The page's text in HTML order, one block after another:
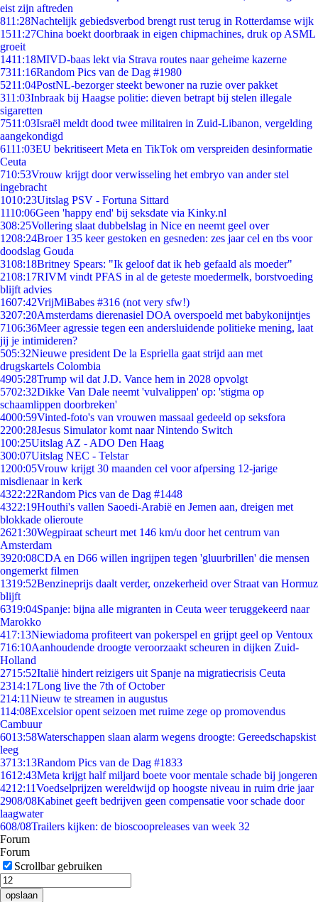
eist zijn aftreden
811:28Nachtelijk gebiedsverbod brengt rust terug in Rotterdamse wijk
1511:27China boekt doorbraak in eigen chipmachines, druk op ASML
groeit
1411:18MIVD-baas lekt via Strava routes naar geheime kazerne
7311:16Random Pics van de Dag #1980
5211:04PostNL-bezorger steekt bewoner na ruzie over pakket
311:03Inbraak bij Haagse politie: dieven betrapt bij stelen illegale
sigaretten
7511:03Israël meldt dood twee militairen in Zuid-Libanon, vergelding
aangekondigd
6111:03EU bekritiseert Meta en TikTok om verspreiden desinformatie
Ceuta
710:53Vrouw krijgt door verwisseling het embryo van ander stel
ingebracht
1010:23Uitslag PSV - Fortuna Sittard
1110:06Geen 'happy end' bij seksdate via Kinky.nl
308:25Vollering slaat dubbelslag in Nice en neemt geel over
1208:24Broer 135 keer gestoken en gesneden: zes jaar cel en tbs voor
doodslag Gouda
3108:18Britney Spears: "Ik geloof dat ik heb gefaald als moeder"
2108:17RIVM vindt PFAS in al de geteste moedermelk, borstvoeding
blijft advies
1607:42VrijMiBabes #316 (not very sfw!)
3207:20Amsterdams dierenasiel DOA overspoeld met babykonijntjes
7106:36Meer agressie tegen een andersluidende politieke mening, laat
jij je intimideren?
505:32Nieuwe president De la Espriella gaat strijd aan met
drugskartels Colombia
4905:28Trump wil dat J.D. Vance hem in 2028 opvolgt
5702:32Dikke Van Dale neemt 'vulvalippen' op: 'stigma op
schaamlippen doorbreken'
4000:59Vinted-foto's van vrouwen massaal gedeeld op seksfora
2200:28Jesus Simulator komt naar Nintendo Switch
100:25Uitslag AZ - ADO Den Haag
300:07Uitslag NEC - Telstar
1200:05Vrouw krijgt 30 maanden cel voor afpersing 12-jarige
misdienaar in kerk
4322:22Random Pics van de Dag #1448
4322:19Houthi's vallen Saoedi-Arabië en Jemen aan, dreigen met
blokkade olieroute
2621:30Wegpiraat scheurt met 146 km/u door het centrum van
Amsterdam
3920:08CDA en D66 willen ingrijpen tegen 'gluurbrillen' die mensen
ongemerkt filmen
1319:52Benzineprijs daalt verder, onzekerheid over Straat van Hormuz
blijft
6319:04Spanje: bijna alle migranten in Ceuta weer teruggekeerd naar
Marokko
417:13Niewiadoma profiteert van pokerspel en grijpt geel op Ventoux
716:10Aanhoudende droogte veroorzaakt scheuren in dijken Zuid-
Holland
2715:52Italië hindert reizigers uit Spanje na migratiecrisis Ceuta
2314:17Long live the 7th of October
214:11Nieuw te streamen in augustus
114:08Excelsior opent seizoen met ruime zege op promovendus
Cambuur
6013:58Waterschappen slaan alarm wegens droogte: Gereedschapskist
leeg
3713:13Random Pics van de Dag #1833
1612:43Meta krijgt half miljard boete voor mentale schade bij jongeren
4212:11Voedselprijzen wereldwijd op hoogste niveau in ruim drie jaar
2908/08Kabinet geeft bedrijven geen compensatie voor schade door
laagwater
608/08Trailers kijken: de bioscoopreleases van week 32
Forum
Forum
Scrollbar gebruiken
opslaan